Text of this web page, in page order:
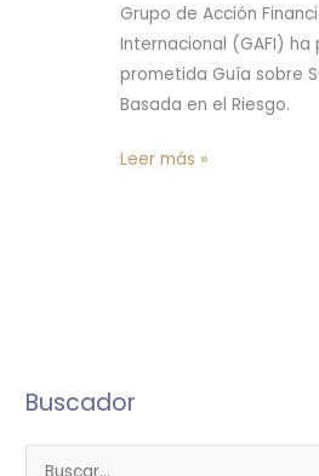
Grupo de Acción
Internacional (GAFI) ha
prometida Guía sobre
Basada en el Riesgo.
Activos
Leer más »
Buscador